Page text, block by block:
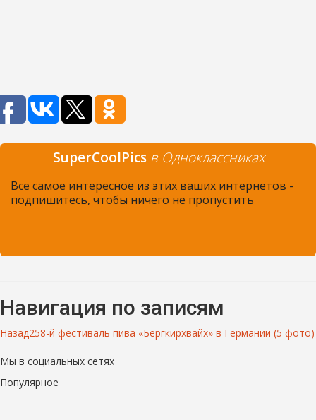
SuperCoolPics в Одноклассниках
Все самое интересное из этих ваших интернетов -
подпишитесь, чтобы ничего не пропустить
Навигация по записям
Назад258-й фестиваль пива «Бергкирхвайх» в Германии (5 фото)
Мы в социальных сетях
Популярное